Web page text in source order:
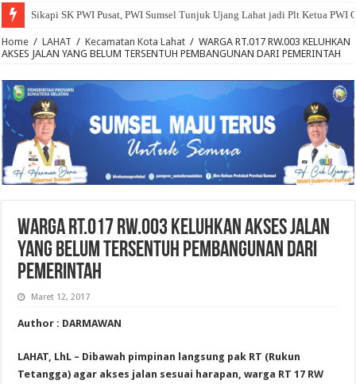
Sikapi SK PWI Pusat, PWI Sumsel Tunjuk Ujang Lahat jadi Plt Ketua PWI
Home / LAHAT / Kecamatan Kota Lahat / WARGA RT.017 RW.003 KELUHKAN
AKSES JALAN YANG BELUM TERSENTUH PEMBANGUNAN DARI PEMERINTAH
WARGA RT.017 RW.003 KELUHKAN AKSES JALAN
YANG BELUM TERSENTUH PEMBANGUNAN DARI
PEMERINTAH
Maret 12, 2017
Author : DARMAWAN
LAHAT, LhL – Dibawah pimpinan langsung pak RT (Rukun
Tetangga) agar akses jalan sesuai harapan, warga RT 17 RW